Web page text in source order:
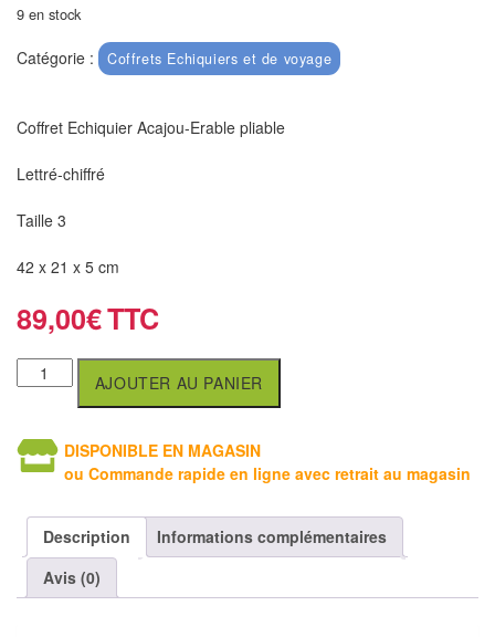
&
clubs
muraux/Plein
pour
aveugles
Logiciels
d'échecs
Livres
en
Livres
en
français
9 en stock
Catégorie : Coffrets Echiquiers et de voyage
Coffret Echiquier Acajou-Erable pliable
Lettré-chiffré
Taille 3
42 x 21 x 5 cm
89,00€
AJOUTER AU PANIER
DISPONIBLE EN MAGASIN
ou Commande rapide en ligne avec retrait au magasin
Description
Informations complémentaires
Avis (0)